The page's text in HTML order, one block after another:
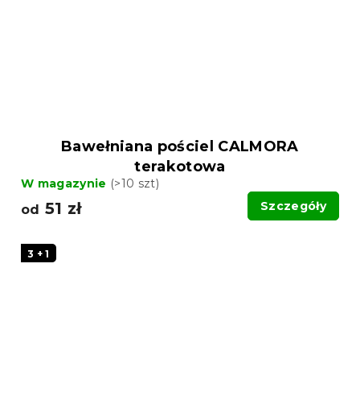
Bawełniana pościel CALMORA
terakotowa
W magazynie (>10 szt)
od 51 zł Szczegóły
3 + 1